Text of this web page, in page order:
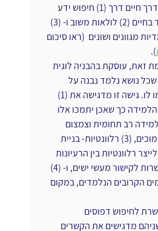
הופכים את הלמידה לדרך חיים דרך (1) חיפוש ידע
וכישורים באופן מתמיד בחיים (2) לולאות משוב ו- (3)
מגוונים ושונים  (ראו סיכום
).
זאת, עוסקת בהבניה לוגית
שכל נושא נלמד נבנה על
נושאים שנלמדו שקדמו לו. גישה זו מדגישה את (1)
הלמידה כך שאכן יתמכו אלו
למידה רב תחומית וצמצום
הגבולות בין תחומים סמוכים, (3) רלוונטיות- בניית
רלוונטיות בין הרעיונות
השונים הנלמדים ואפשרות לקישור מעשי ישים, ו- (4)
הקרובים הנלמדים, במקום
לחיפוש דפוסים
מדגישים את הקשרים